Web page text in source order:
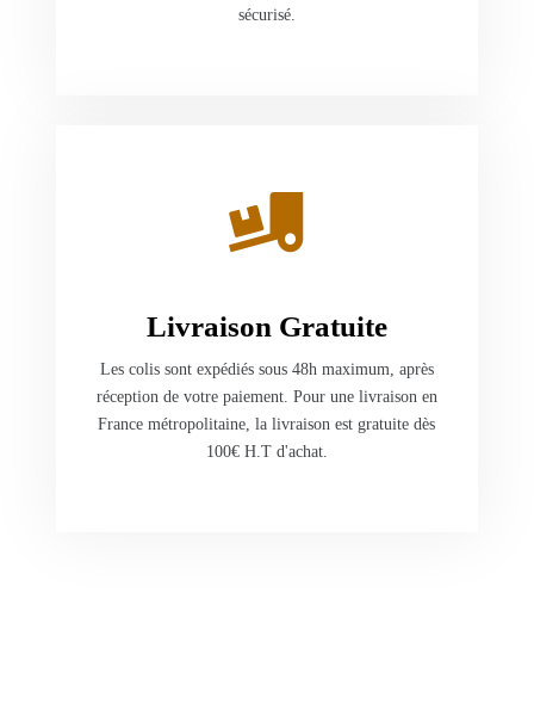
sécurisé.
Livraison Gratuite
Les colis sont expédiés sous 48h maximum, après
réception de votre paiement. Pour une livraison en
France métropolitaine, la livraison est gratuite dès
100€ H.T d'achat.